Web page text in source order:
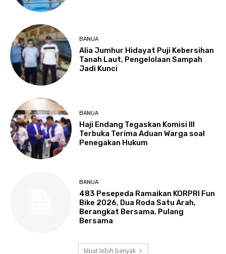
BANUA
Alia Jumhur Hidayat Puji Kebersihan
Tanah Laut, Pengelolaan Sampah
Jadi Kunci
BANUA
Haji Endang Tegaskan Komisi III
Terbuka Terima Aduan Warga soal
Penegakan Hukum
BANUA
483 Pesepeda Ramaikan KORPRI Fun
Bike 2026, Dua Roda Satu Arah,
Berangkat Bersama, Pulang
Bersama
Muat lebih banyak